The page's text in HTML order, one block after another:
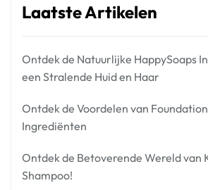
Laatste Artikelen
Ontdek de Natuurlijke HappySoaps
een Stralende Huid en Haar
Ontdek de Voordelen van
Ingrediënten
Ontdek de Betoverende Wereld van
Shampoo!